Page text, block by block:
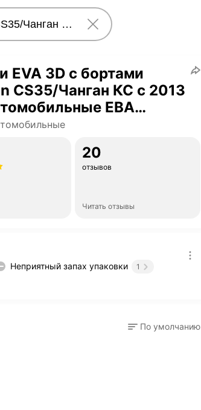
EVA 3D с бортами
CS35/Чанган КС с 2013
ЕВА
ЭВА в салон
20
отзывов
Читать отзывы
Неприятный запах упаковки 1
По умолчанию